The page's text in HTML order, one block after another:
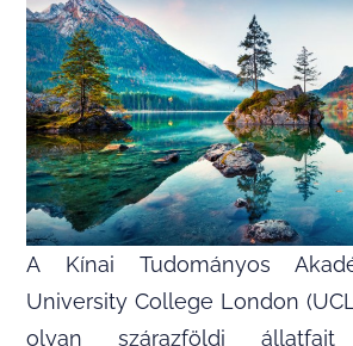
A Kínai Tudományos
University College London
olyan szárazföldi